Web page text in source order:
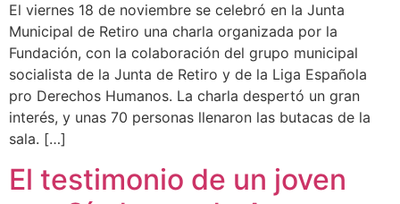
El viernes 18 de noviembre se celebró en la Junta
Municipal de Retiro una charla organizada por la
Fundación, con la colaboración del grupo municipal
socialista de la Junta de Retiro y de la Liga Española
pro Derechos Humanos. La charla despertó un gran
interés, y unas 70 personas llenaron las butacas de la
sala. […]
El testimonio de un joven